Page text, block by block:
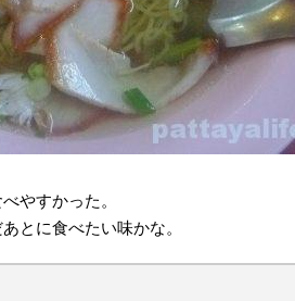
やすかった。
とに食べたい味かな。